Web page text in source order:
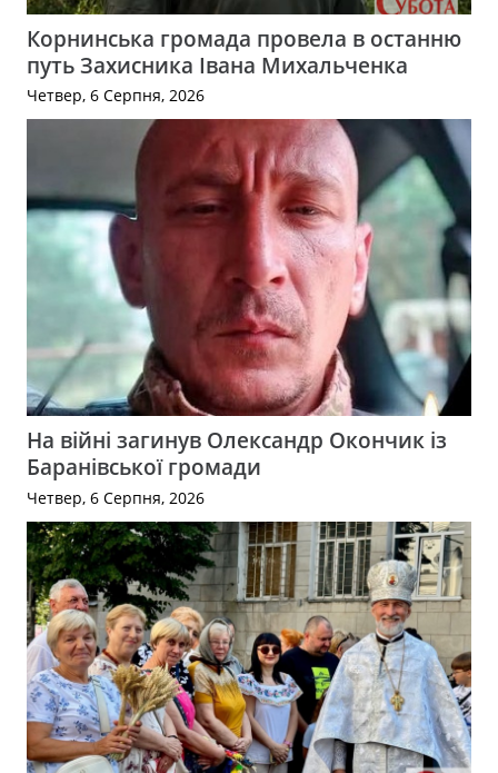
Корнинська громада провела в останню
путь Захисника Івана Михальченка
Четвер, 6 Серпня, 2026
На війні загинув Олександр Окончик із
Баранівської громади
Четвер, 6 Серпня, 2026